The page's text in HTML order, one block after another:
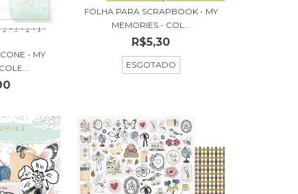
- MY
FOLHA PARA SCRAPBOOK - MY
MEMORIES - COL...
R$5,30
ESGOTADO